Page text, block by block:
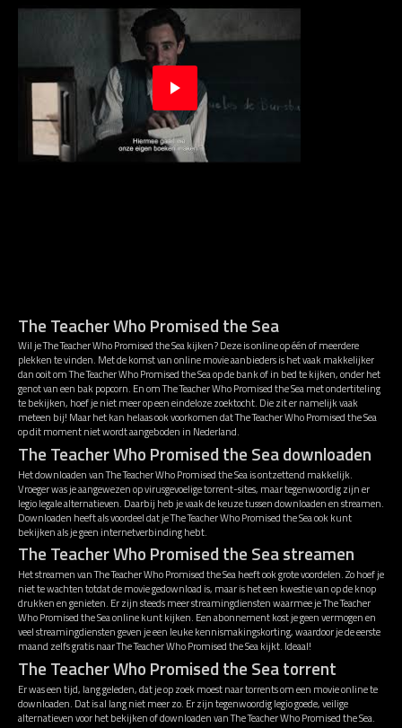
The Teacher Who Promised the Sea
Wil je The Teacher Who Promised the Sea kijken? Deze is online op één of meerdere
plekken te vinden. Met de komst van online movie aanbieders is het vaak makkelijker
dan ooit om The Teacher Who Promised the Sea op de bank of in bed te kijken, onder het
genot van een bak popcorn. En om The Teacher Who Promised the Sea met ondertiteling
te bekijken, hoef je niet meer op een eindeloze zoektocht. Die zit er namelijk vaak
meteen bij! Maar het kan helaas ook voorkomen dat The Teacher Who Promised the Sea
op dit moment niet wordt aangeboden in Nederland.
The Teacher Who Promised the Sea downloaden
Het downloaden van The Teacher Who Promised the Sea is ontzettend makkelijk.
Vroeger was je aangewezen op virusgevoelige torrent-sites, maar tegenwoordig zijn er
legio legale alternatieven. Daarbij heb je vaak de keuze tussen downloaden en streamen.
Downloaden heeft als voordeel dat je The Teacher Who Promised the Sea ook kunt
bekijken als je geen internetverbinding hebt.
The Teacher Who Promised the Sea streamen
Het streamen van The Teacher Who Promised the Sea heeft ook grote voordelen. Zo hoef je
niet te wachten totdat de movie gedownload is, maar is het een kwestie van op de knop
drukken en genieten. Er zijn steeds meer streamingdiensten waarmee je The Teacher
Who Promised the Sea online kunt kijken. Een abonnement kost je geen vermogen en
veel streamingdiensten geven je een leuke kennismakingskorting, waardoor je de eerste
maand zelfs gratis naar The Teacher Who Promised the Sea kijkt. Ideaal!
The Teacher Who Promised the Sea torrent
Er was een tijd, lang geleden, dat je op zoek moest naar torrents om een movie online te
downloaden. Dat is al lang niet meer zo. Er zijn tegenwoordig legio goede, veilige
alternatieven voor het bekijken of downloaden van The Teacher Who Promised the Sea.